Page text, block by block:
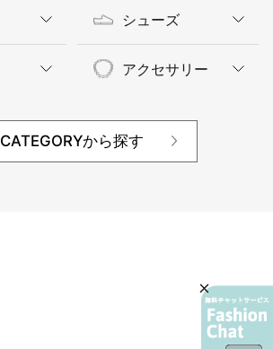
シューズ
アクセサリー
CATEGORYから探す